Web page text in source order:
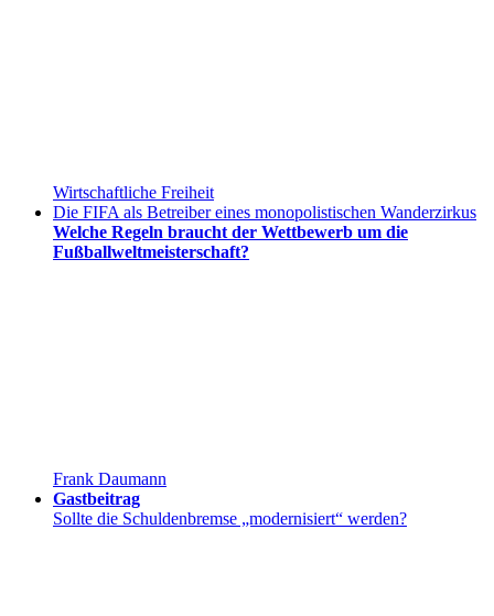
Wirtschaftliche Freiheit
Die FIFA als Betreiber eines monopolistischen Wanderzirkus
Welche Regeln braucht der Wettbewerb um die
Fußballweltmeisterschaft?
Frank Daumann
Gastbeitrag
Sollte die Schuldenbremse „modernisiert“ werden?